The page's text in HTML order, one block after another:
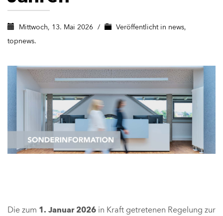
Mittwoch, 13. Mai 2026 / Veröffentlicht in news,
topnews.
Die zum 1. Januar 2026 in Kraft getretenen Regelung zur